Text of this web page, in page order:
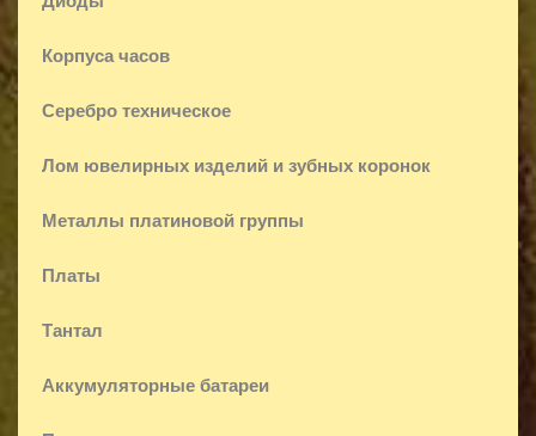
Корпуса часов
Серебро техническое
Лом ювелирных изделий и зубных коронок
Металлы платиновой группы
Платы
Тантал
Аккумуляторные батареи